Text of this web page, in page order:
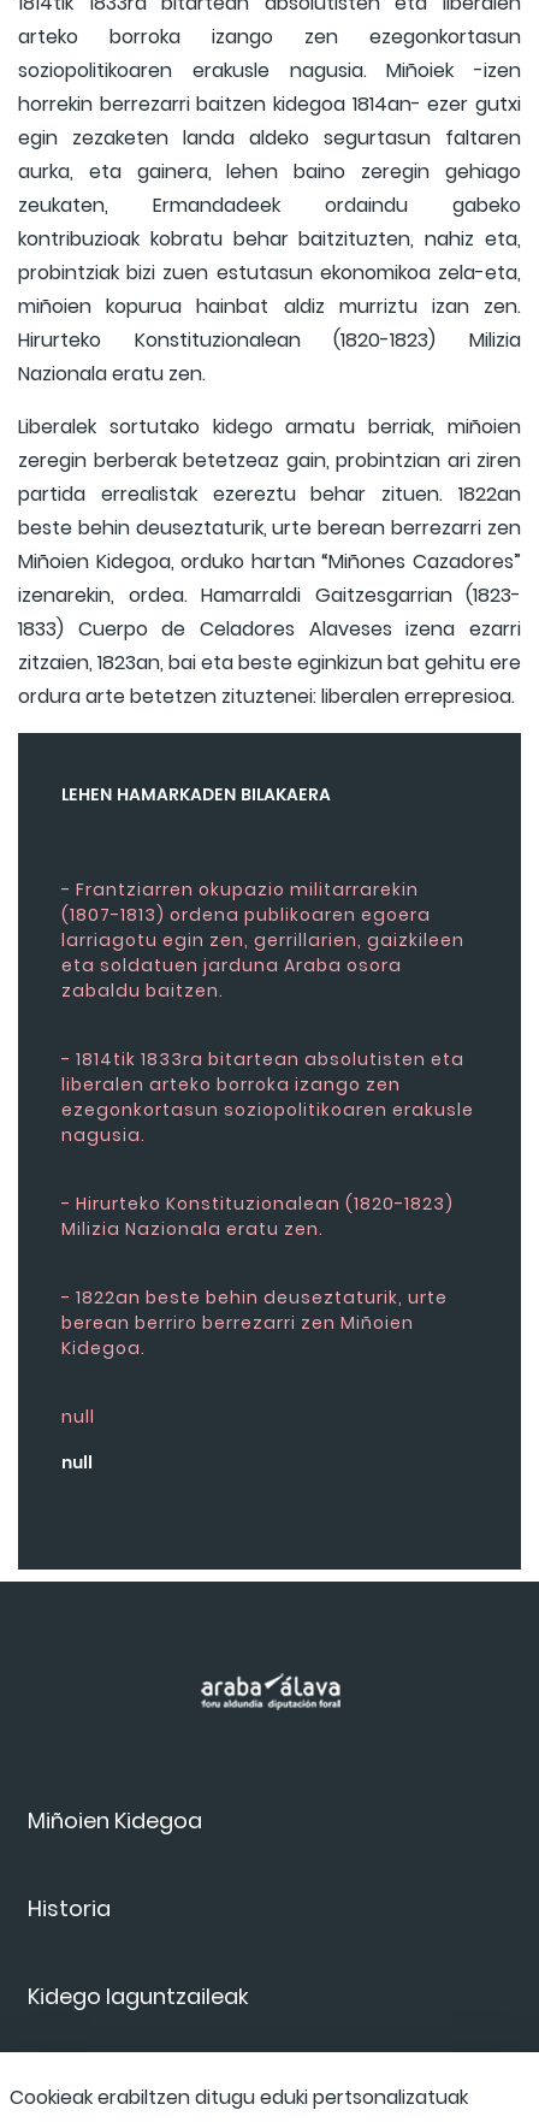
arteko borroka izango zen ezegonkortasun
soziopolitikoaren erakusle nagusia. Miñoiek -izen
horrekin berrezarri baitzen kidegoa 1814an- ezer gutxi
egin zezaketen landa aldeko segurtasun faltaren
aurka, eta gainera, lehen baino zeregin gehiago
zeukaten, Ermandadeek ordaindu gabeko
kontribuzioak kobratu behar baitzituzten, nahiz eta,
probintziak bizi zuen estutasun ekonomikoa zela-eta,
miñoien kopurua hainbat aldiz murriztu izan zen.
Hirurteko Konstituzionalean (1820-1823) Milizia
Nazionala eratu zen.
Liberalek sortutako kidego armatu berriak, miñoien
zeregin berberak betetzeaz gain, probintzian ari ziren
partida errealistak ezereztu behar zituen. 1822an
beste behin deuseztaturik, urte berean berrezarri zen
Miñoien Kidegoa, orduko hartan “Miñones Cazadores”
izenarekin, ordea. Hamarraldi Gaitzesgarrian (1823-
1833) Cuerpo de Celadores Alaveses izena ezarri
zitzaien, 1823an, bai eta beste eginkizun bat gehitu ere
ordura arte betetzen zituztenei: liberalen errepresioa.
LEHEN HAMARKADEN BILAKAERA
- Frantziarren okupazio militarrarekin
(1807-1813) ordena publikoaren egoera
larriagotu egin zen, gerrillarien, gaizkileen
eta soldatuen jarduna Araba osora
zabaldu baitzen.
- 1814tik 1833ra bitartean absolutisten eta
liberalen arteko borroka izango zen
ezegonkortasun soziopolitikoaren erakusle
nagusia.
- Hirurteko Konstituzionalean (1820-1823)
Milizia Nazionala eratu zen.
- 1822an beste behin deuseztaturik, urte
berean berriro berrezarri zen Miñoien
Kidegoa.
null
null
Miñoien Kidegoa
Historia
Kidego laguntzaileak
Eskumenak
Cookieak erabiltzen ditugu eduki pertsonalizatuak